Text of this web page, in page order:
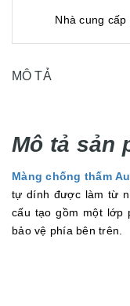
Nhà cung
MÔ TẢ
Mô tả sản
Màng chống thấm
tự dính được làm từ
cấu tạo gồm một
bảo vệ phía bên trên.